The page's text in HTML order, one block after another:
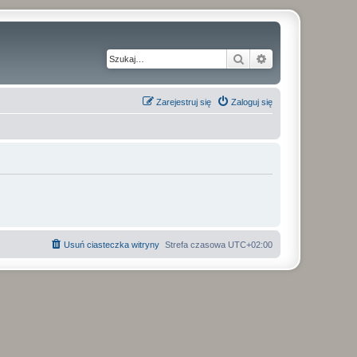
Szukaj
Zaloguj się
Zarejestruj się
Strefa czasowa UTC+02:00
Usuń ciasteczka witryny